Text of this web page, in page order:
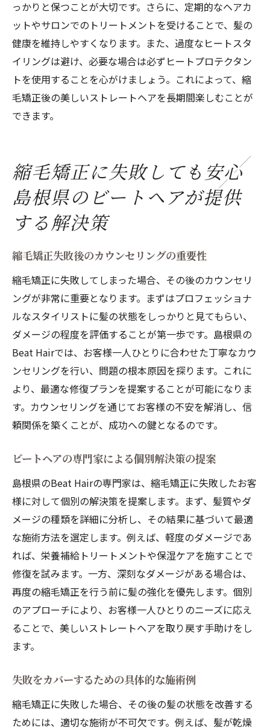
っかりと保つことが大切です。さらに、定期的なヘアカ
ットやサロンでのトリートメントを受けることで、髪の
健康を維持しやすくなります。また、過度なヒートスタ
イリングは避け、必要な場合は必ずヒートプロテクタン
トを使用することを心がけましょう。これによって、縮
毛矯正後の美しいストレートヘアを長期間楽しむことが
できます。
縮毛矯正に失敗しても安心
島根県のビートヘアが提供
する解決策
縮毛矯正失敗後のカウンセリングの重要性
縮毛矯正に失敗してしまった場合、その後のカウンセリ
ングが非常に重要となります。まずはプロフェッショナ
ルなスタイリストに髪の状態をしっかりと見てもらい、
ダメージの程度を評価することが第一歩です。島根県の
Beat Hairでは、お客様一人ひとりに合わせた丁寧なカウ
ンセリングを行い、問題の根本原因を探ります。これに
より、最適な修復プランを提案することが可能になりま
す。カウンセリングを通じてお客様の不安を解消し、信
頼関係を築くことが、成功への鍵となるのです。
ビートヘアの専門家による個別解決策の提案
島根県のBeat Hairの専門家は、縮毛矯正に失敗したお客
様に対して個別の解決策を提案します。まず、髪質やダ
メージの種類を詳細に分析し、その結果に基づいて最適
な施術方法を選定します。例えば、軽度のダメージであ
れば、栄養補給トリートメントや保湿ケアを施すことで
修復を試みます。一方、深刻なダメージがある場合は、
再度の縮毛矯正を行う前に髪の強化を優先します。個別
のアプローチにより、お客様一人ひとりのニーズに応え
ることで、美しいストレートヘアを取り戻す手助けをし
ます。
失敗をカバーするための具体的な施術例
縮毛矯正に失敗した場合、その後の髪の状態を改善する
ためには、適切な施術が不可欠です。例えば、髪が乾燥